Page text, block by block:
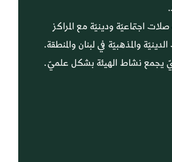
صلات اجتماعيّة ودينيّة مع المراكز
والمذهبيّة في لبنان والمنطقة.
يجمع نشاط الهيئة بشكل علميّ.